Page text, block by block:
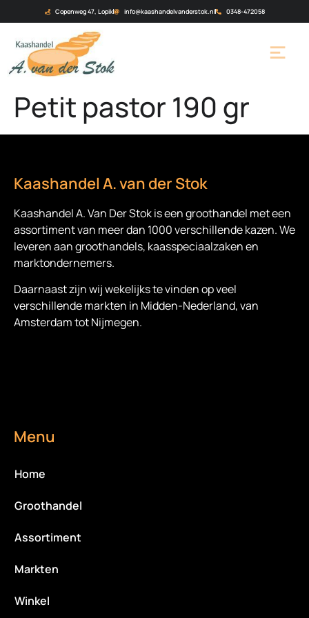
Copenweg 47, Lopik info@kaashandelvanderstok.nl 0348-472058
Petit pastor 190 gr
Kaashandel A. van der Stok
Kaashandel A. Van Der Stok is eengroothandel met een
assortiment van meer dan 1000 verschillende kazen. We
leveren aan groothandels, kaasspeciaalzaken en
marktondernemers.
Daarnaast zijn wij wekelijks te vinden op veel
verschillende markten in Midden-Nederland, van
Amsterdam tot Nijmegen.
Menu
Home
Groothandel
Assortiment
Markten
Winkel